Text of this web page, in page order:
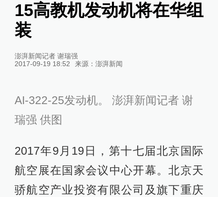
15高教机发动机将在华组
装
澎湃新闻记者 谢瑞强
2017-09-19 18:52
来源： 澎湃新闻
AI-322-25发动机。 澎湃新闻记者 谢
瑞强 供图
2017年9月19日，第十七届北京国际
航空展在国家会议中心开幕。北京天
骄航空产业投资有限公司及旗下重庆